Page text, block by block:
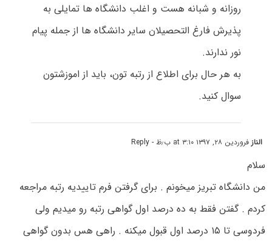
روزانه و شبانه هست و اغلب دانشگاه ها تمایلی به
پذیرش فارغ التحصیلان سایر دانشگاه ها از جمله پیام
نور ندارند.
به هر حال برای اطلاع از رتبه تون، باید از اموزشتون
سوال کنید.
النازفروردین ۲۸, ۱۳۹۷ at ۳:۱۰ ب٫ظ - Reply
سلام
من دانشگاه تبریز میخونم . برای گرفتن فرم تاییدیه رتبه مراجعه
کردم . گفتن فقط به ده درصد اول گواهی رتبه رو میدیم ولی
فردوسی تا ۱۵ درصد اول قبول میکنه . راهی هس بدون گواهی